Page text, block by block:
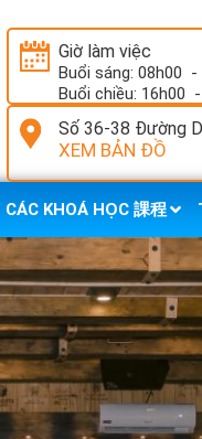
Giờ làm việc
Buổi sáng: 08h00 -
Buổi chiều: 16h00 -
Số 36-38 Đường
XEM BẢN ĐỒ
CÁC KHOÁ HỌC 課程